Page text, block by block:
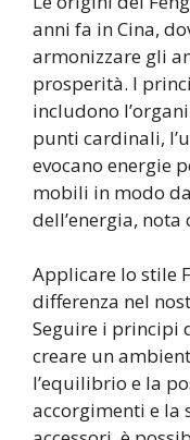
anni fa in Cina,
armonizzare gli
prosperità. I
includono
punti cardinali,
evocano energie
mobili in modo
dell’energia, nota
Applicare lo stile
differenza nel
Seguire i principi
creare un
l’equilibrio e la
accorgimenti e la